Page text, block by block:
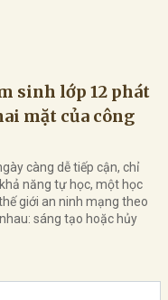
sinh lớp 12 phát
mặt của công
càng dễ tiếp cận, chỉ
năng tự học, một học
giới an ninh mạng theo
sáng tạo hoặc hủy